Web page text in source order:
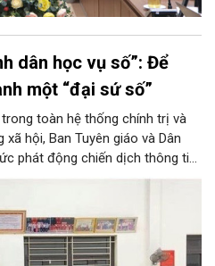
dân học vụ số”: Để
một “đại sứ số”
toàn hệ thống chính trị và
hội, Ban Tuyên giáo và Dân
phát động chiến dịch thông tin,
dân học vụ số”. Chương trình
hiện Nghị quyết số 57-
dậy tinh thần học tập suốt
thấm sâu vào mọi mặt đời sống.
lược để hình thành nét văn hóa